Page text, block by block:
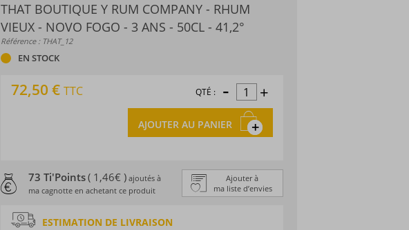
THAT BOUTIQUE Y RUM COMPANY - RHUM
VIEUX - NOVO FOGO - 3 ANS - 50CL - 41,2°
Référence : THAT_12
EN STOCK
72,50 € TTC QTÉ : - +
AJOUTER AU PANIER
Ajouter à
ma liste d’envies
73 Ti'Points( 1,46€ )ajoutés à
ma cagnotte en achetant ce produit
ESTIMATION DE LIVRAISON